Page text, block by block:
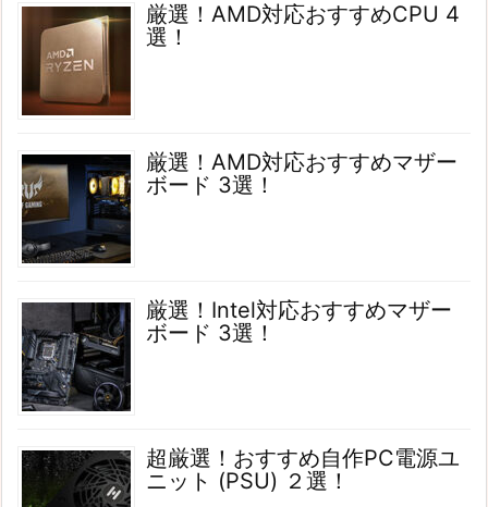
厳選！AMD対応おすすめCPU 4
選！
厳選！AMD対応おすすめマザー
ボード 3選！
厳選！Intel対応おすすめマザー
ボード 3選！
超厳選！おすすめ自作PC電源ユ
ニット (PSU) ２選！